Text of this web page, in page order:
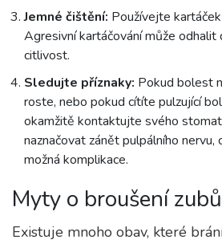
Jemné čištění: Používejte
Agresivní kartáčování může odhalit
citlivost.
Sledujte příznaky: Pokud bolest
roste, nebo pokud cítíte pulzující
okamžitě kontaktujte svého
naznačovat zánět pulpálního nervu,
možná komplikace.
Myty o broušení zubů
Existuje mnoho obav, které